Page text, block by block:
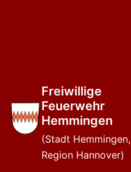
Freiwillige
Feuerwehr
Hemmingen
(Stadt Hemmingen,
Region Hannover)